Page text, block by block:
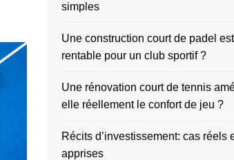
simples
Une construction court de padel
rentable pour un club sportif ?
Une rénovation court de tennis
elle réellement le confort de jeu ?
Récits d’investissement: cas réels
apprises